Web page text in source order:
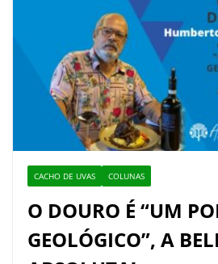
CACHO DE UVAS COLUNAS
O DOURO É “UM
GEOLÓGICO”, A